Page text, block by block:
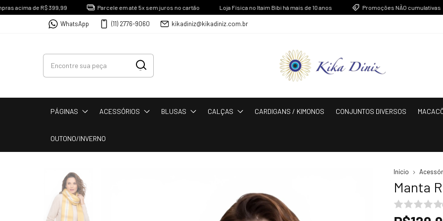
de R$ 399,99 Parcele em até 5x sem juros no cartão Loja Física no Itaim Bibi há mais de 10 anos Promoções NÃO cumulativas
WhatsApp (11) 2776-9060 kikadiniz@kikadiniz.com.br
PÁGINAS ACESSÓRIOS BLUSAS CALÇAS CARDIGANS / KIMONOS CONJUNTOS DIVERSOS
OUTONO/INVERNO
Início
Manta